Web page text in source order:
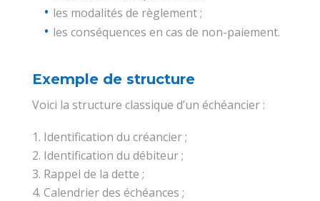
les modalités de règlement ;
les conséquences en cas de non-paiement.
Exemple de structure
Voici la structure classique d’un échéancier :
Identification du créancier ;
Identification du débiteur ;
Rappel de la dette ;
Calendrier des échéances ;